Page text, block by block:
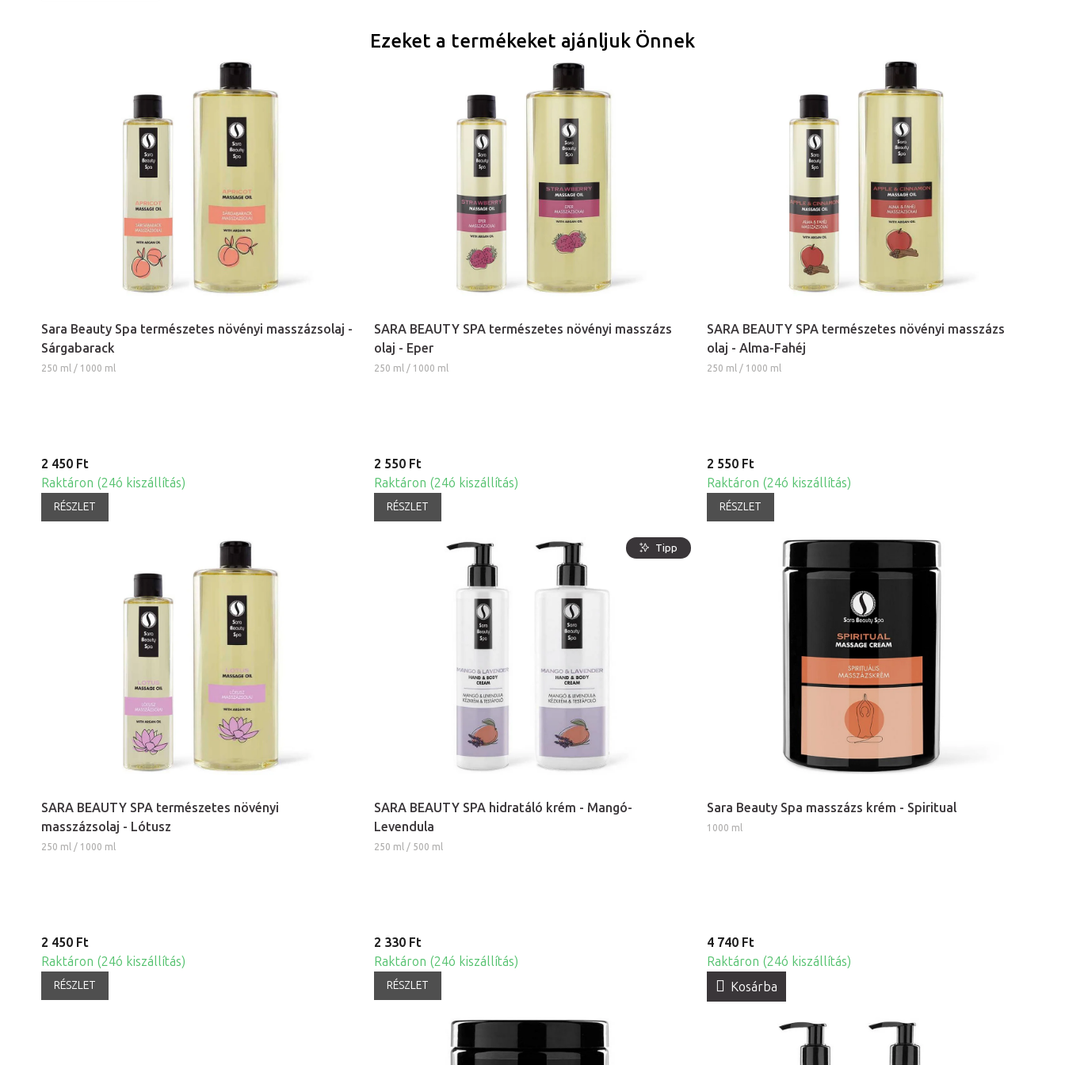
Ezeket a termékeket ajánljuk Önnek
Sara Beauty Spa természetes növényi masszázsolaj -
Sárgabarack
250 ml / 1000 ml
2 450 Ft
Raktáron (24ó kiszállítás)
RÉSZLET
SARA BEAUTY SPA természetes növényi masszázs
olaj - Eper
250 ml / 1000 ml
2 550 Ft
Raktáron (24ó kiszállítás)
RÉSZLET
SARA BEAUTY SPA természetes növényi masszázs
olaj - Alma-Fahéj
250 ml / 1000 ml
2 550 Ft
Raktáron (24ó kiszállítás)
RÉSZLET
SARA BEAUTY SPA természetes növényi
masszázsolaj - Lótusz
250 ml / 1000 ml
2 450 Ft
Raktáron (24ó kiszállítás)
RÉSZLET
Tipp
SARA BEAUTY SPA hidratáló krém - Mangó-
Levendula
250 ml / 500 ml
2 330 Ft
Raktáron (24ó kiszállítás)
RÉSZLET
Sara Beauty Spa masszázs krém - Spiritual
1000 ml
4 740 Ft
Raktáron (24ó kiszállítás)
Kosárba